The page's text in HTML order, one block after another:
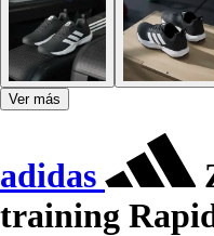
Ver más
adidas
training